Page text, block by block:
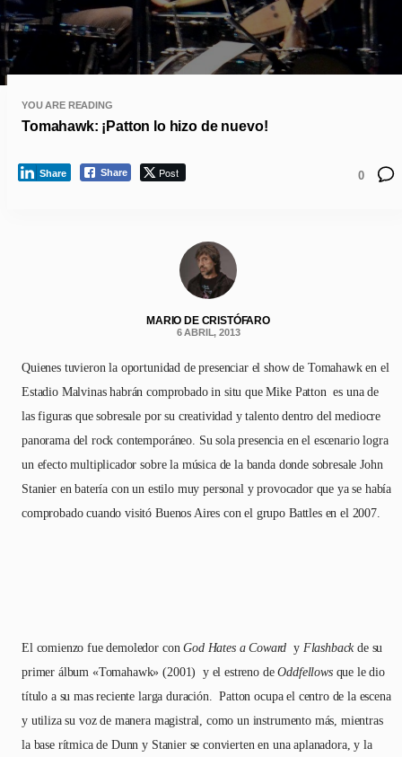
YOU ARE READING
Tomahawk: ¡Patton lo hizo de nuevo!
Share Post
Share 0
MARIO DE CRISTÓFARO
6 ABRIL, 2013
Quienes tuvieron la oportunidad de presenciar el show de Tomahawk en el
Estadio Malvinas habrán comprobado in situ que Mike Patton es una de
las figuras que sobresale por su creatividad y talento dentro del mediocre
panorama del rock contemporáneo. Su sola presencia en el escenario logra
un efecto multiplicador sobre la música de la banda donde sobresale John
Stanier en batería con un estilo muy personal y provocador que ya se había
comprobado cuando visitó Buenos Aires con el grupo Battles en el 2007.
El comienzo fue demoledor conGod Hates a Coward y Flashbackde su
primer álbum «Tomahawk» (2001) y el estreno deOddfellowsque le dio
título a su mas reciente larga duración. Patton ocupa el centro de la escena
y utiliza su voz de manera magistral, como un instrumento más, mientras
la base rítmica de Dunn y Stanier se convierten en una aplanadora, y la